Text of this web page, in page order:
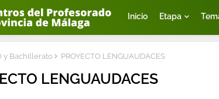
Inicio Etapa
y Bachillerato PROYECTO LENGUAUDACES
LENGUAUDACES